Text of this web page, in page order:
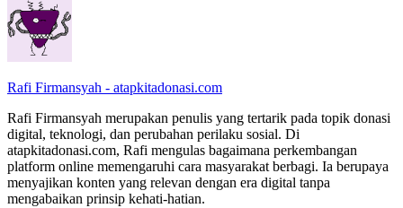
Rafi Firmansyah - atapkitadonasi.com
Rafi Firmansyah merupakan penulis yang tertarik pada topik donasi
digital, teknologi, dan perubahan perilaku sosial. Di
atapkitadonasi.com, Rafi mengulas bagaimana perkembangan
platform online memengaruhi cara masyarakat berbagi. Ia berupaya
menyajikan konten yang relevan dengan era digital tanpa
mengabaikan prinsip kehati-hatian.